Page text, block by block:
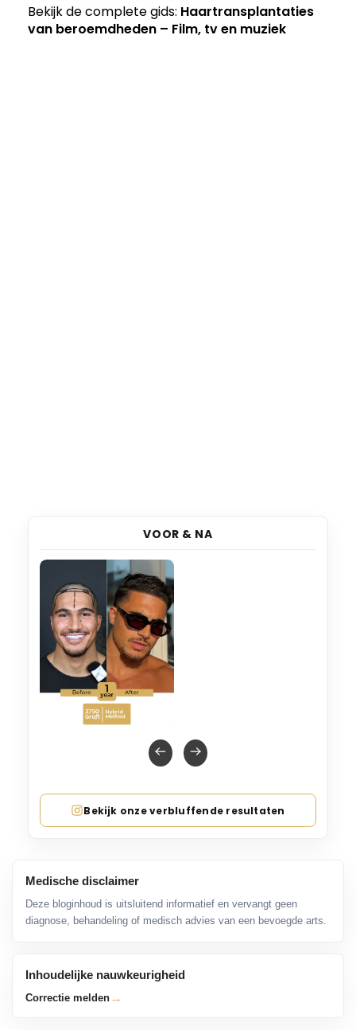
Bekijk de complete gids: Haartransplantaties
van beroemdheden – Film, tv en muziek
VOOR & NA
Bekijk onze verbluffende resultaten
Medische disclaimer
Deze bloginhoud is uitsluitend informatief en vervangt geen
diagnose, behandeling of medisch advies van een bevoegde arts.
Inhoudelijke nauwkeurigheid
Correctie melden →